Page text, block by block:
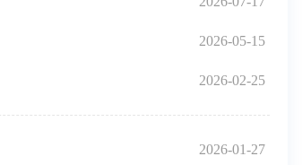
2026-05-15
2026-02-25
2026-01-27